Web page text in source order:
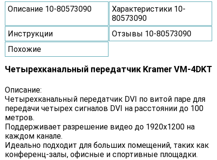
Описание 10-80573090
Характеристики 10-
80573090
Инструкции
Отзывы 10-80573090
Похожие
Четырехканальный передатчик Kramer VM-4DKT
Описание:
Четырехканальный передатчик DVI по витой паре для
передачи четырех сигналов DVI на расстоянии до 100
метров.
Поддерживает разрешение видео до 1920x1200 на
каждом канале.
Идеально подходит для больших помещений, таких как
конференц-залы, офисные и спортивные площадки.